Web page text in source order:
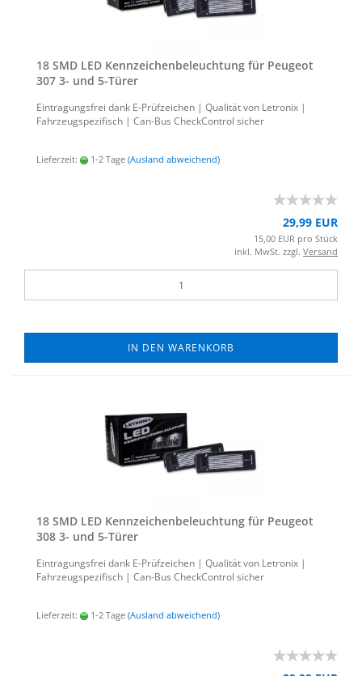
18 SMD LED Kenn­zei­chen­be­leuch­tung für Peu­geot
307 3- und 5-​Türer
Ein­tra­gungs­frei dank E-​Prüfzeichen | Qua­li­tät von Le­tro­nix |
Fahr­zeug­spe­zi­fisch | Can-​Bus Check­Con­trol si­cher
Lieferzeit: 1-2 Tage (Ausland abweichend)
29,99 EUR
15,00 EUR pro Stück
inkl. MwSt. zzgl. Versand
IN DEN WARENKORB
18 SMD LED Kenn­zei­chen­be­leuch­tung für Peu­geot
308 3- und 5-​Türer
Ein­tra­gungs­frei dank E-​Prüfzeichen | Qua­li­tät von Le­tro­nix |
Fahr­zeug­spe­zi­fisch | Can-​Bus Check­Con­trol si­cher
Lieferzeit: 1-2 Tage (Ausland abweichend)